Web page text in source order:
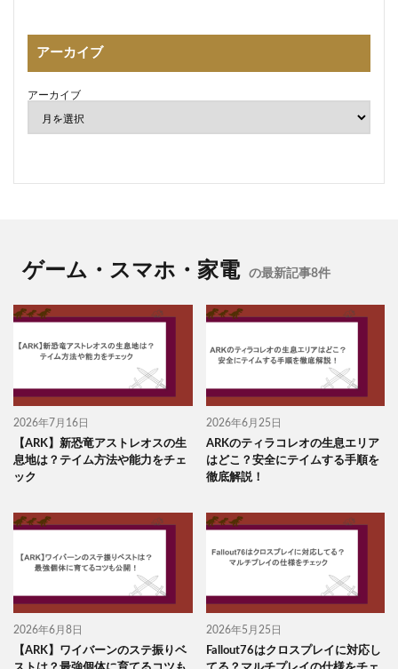
アーカイブ
アーカイブ
ゲーム・スマホ・家電 の最新記事8件
2026年7月16日
【ARK】新恐竜アストレオスの生
息地は？テイム方法や能力をチェ
ック
2026年6月25日
ARKのティラコレオの生息エリア
はどこ？安全にテイムする手順を
徹底解説！
2026年6月8日
【ARK】ワイバーンのステ振りベ
2026年5月25日
Fallout76はクロスプレイに対応し